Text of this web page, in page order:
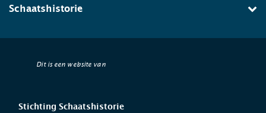
Schaatshistorie
Dit is een website van
Stichting Schaatshistorie